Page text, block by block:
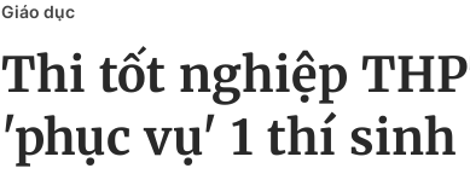
Giáo dục
Thi tốt nghiệp
'phục vụ' 1 thí sinh